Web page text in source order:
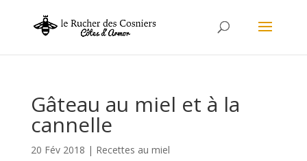
Gâteau au miel et à la
cannelle
20 Fév 2018 | Recettes au miel